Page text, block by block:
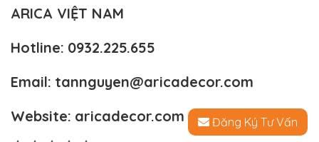
ARICA VIỆT NAM
Hotline: 0932.225.655
Email: tannguyen@aricadecor.com
Website: aricadecor.com Đăng Ký Tư Vấn